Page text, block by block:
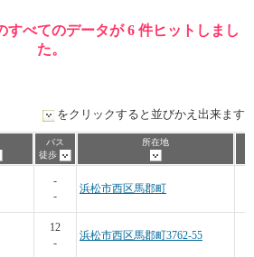
すべてのデータが 6 件ヒットしまし
た。
をクリックすると並びかえ出来ます
バス
徒歩
所在地
-
-
浜松市西区馬郡町
12
-
浜松市西区馬郡町3762-55